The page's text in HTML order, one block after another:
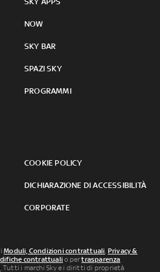
NOW
SKY BAR
SPAZI SKY
PROGRAMMI
COOKIE POLICY
DICHIARAZIONE DI ACCESSIBILITÀ
CORPORATE
iModuli, Condizioni contrattuali, Privacy &
contrattuali o pertrasparenza
. Tutti i marchi Sky e i diritti di proprietà